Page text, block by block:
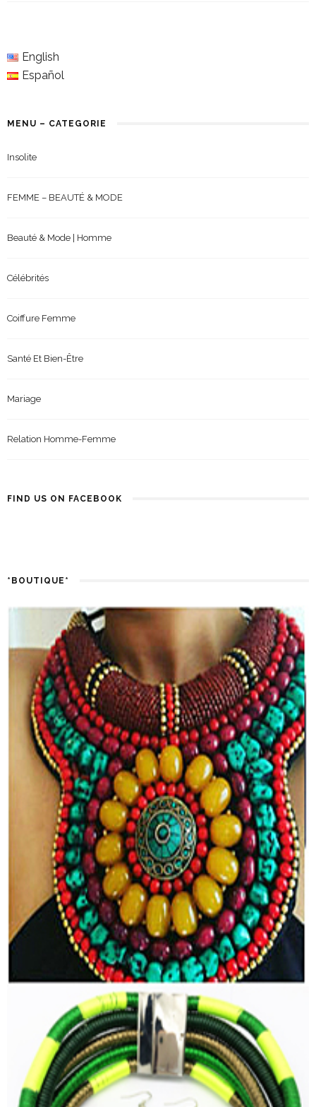
English
Español
MENU – CATEGORIE
Insolite
FEMME – BEAUTÉ & MODE
Beauté & Mode | Homme
Célébrités
Coiffure Femme
Santé Et Bien-Être
Mariage
Relation Homme-Femme
FIND US ON FACEBOOK
*BOUTIQUE*